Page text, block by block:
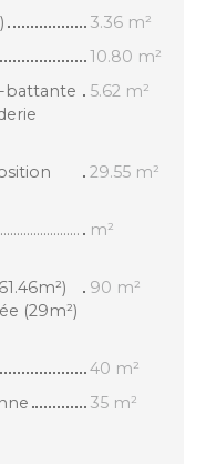
3.36 m²
10.80 m²
battante
5.62 m²
29.55 m²
m²
(29m²)
90 m²
40 m²
35 m²